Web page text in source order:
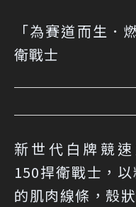
「為賽道而生．
衛戰士
新世代白牌競速
150捍衛戰士，
的肌肉線條，殼